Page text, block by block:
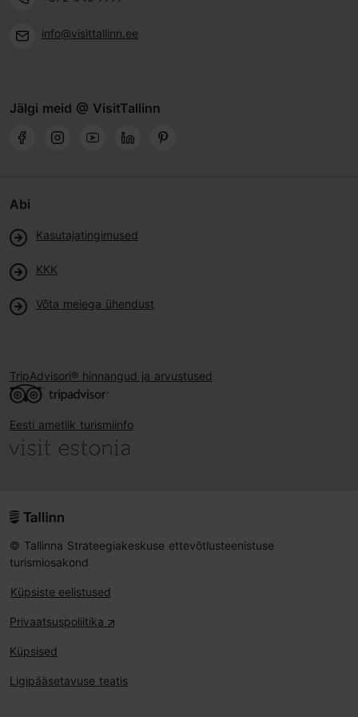
info@visittallinn.ee
Jälgi meid @ VisitTallinn
Abi
Kasutajatingimused
KKK
Võta meiega ühendust
TripAdvisori® hinnangud ja arvustused
Eesti ametlik turismiinfo
© Tallinna Strateegiakeskuse ettevõtlusteenistuse
turismiosakond
Küpsiste eelistused
Privaatsuspoliitika
Küpsised
Ligipääsetavuse teatis